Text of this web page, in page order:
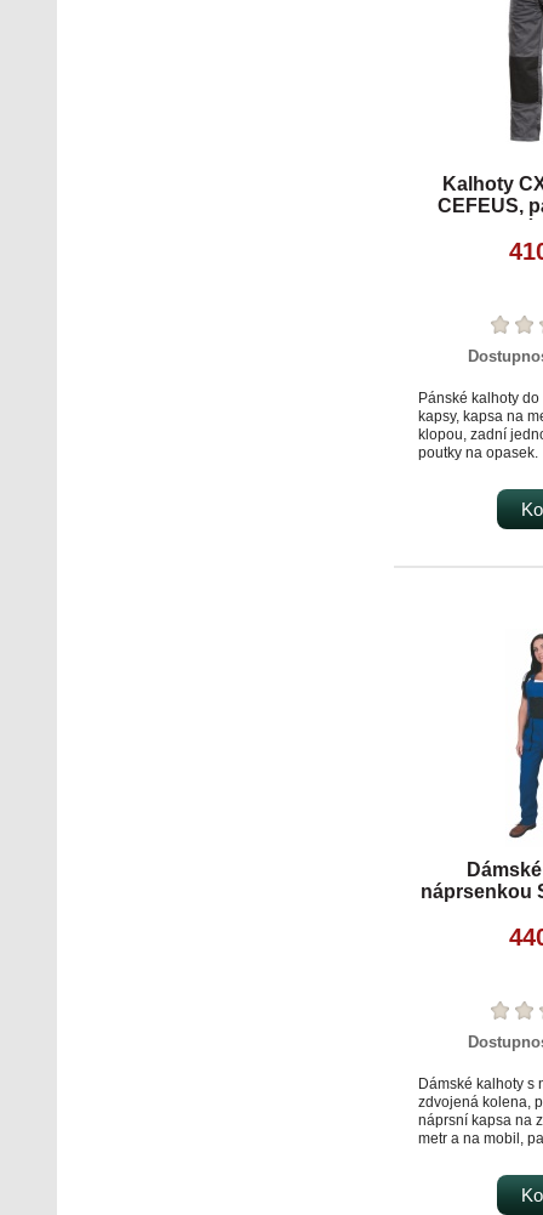
Kalhoty
CEFEUS,
Pánské kalhoty
kapsy, kapsa na
klopou, zadní
poutky na opasek.
náprsenkou
Dámské kalhoty s
zdvojená kolena,
náprsní kapsa na
metr a na mobil,